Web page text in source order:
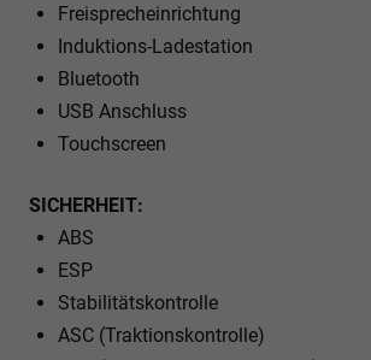
Freisprecheinrichtung
Induktions-Ladestation
Bluetooth
USB Anschluss
Touchscreen
SICHERHEIT:
ABS
ESP
Stabilitätskontrolle
ASC (Traktionskontrolle)